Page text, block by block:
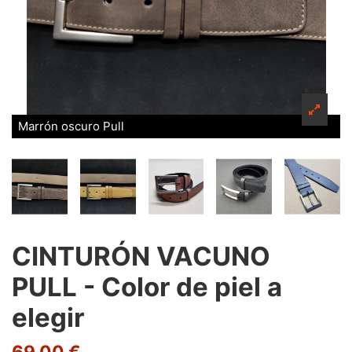
Marrón oscuro Pull
CINTURÓN VACUNO
PULL - Color de piel a
elegir